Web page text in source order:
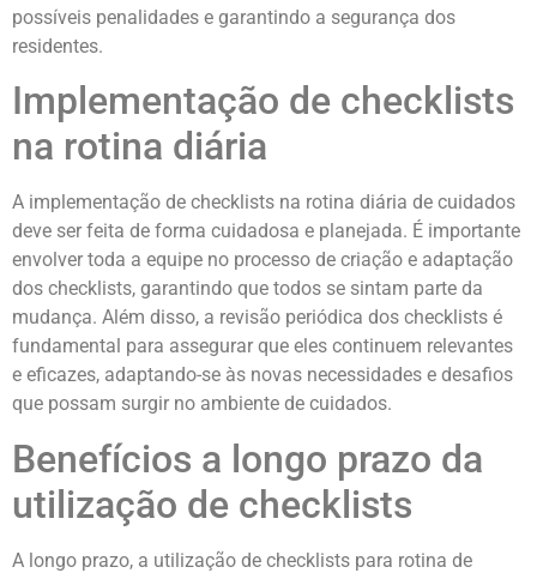
possíveis penalidades e garantindo a segurança dos
residentes.
Implementação de checklists
na rotina diária
A implementação de checklists na rotina diária de cuidados
deve ser feita de forma cuidadosa e planejada. É importante
envolver toda a equipe no processo de criação e adaptação
dos checklists, garantindo que todos se sintam parte da
mudança. Além disso, a revisão periódica dos checklists é
fundamental para assegurar que eles continuem relevantes
e eficazes, adaptando-se às novas necessidades e desafios
que possam surgir no ambiente de cuidados.
Benefícios a longo prazo da
utilização de checklists
A longo prazo, a utilização de checklists para rotina de